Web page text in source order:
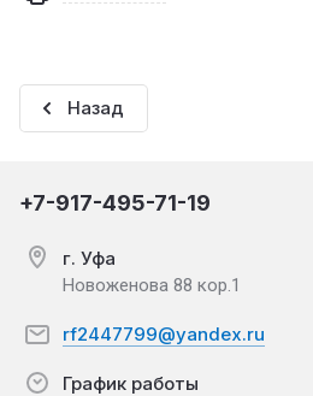
Назад
+7-917-495-71-19
г. Уфа
Новоженова 88 кор.1
rf2447799@yandex.ru
График работы